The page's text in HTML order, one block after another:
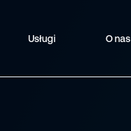
Usługi O nas